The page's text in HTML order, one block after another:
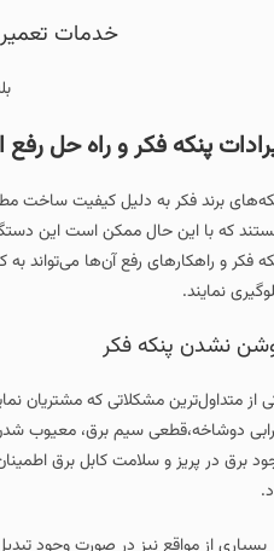
خدمات
پنکه فکر و راه حل رفع
برند فکر به دلیل کیفیت ساخت
که با این حال ممکن است این
فکر و راهکارهای رفع آن‌ها می‌تواند
نمایند.
نشدن پنکه فکر
از متداول‌ترین مشکلاتی که مشتریان
دوشاخه،قطعی سیم برق، معیوب شدن
برق در پریز و سلامت کابل برق